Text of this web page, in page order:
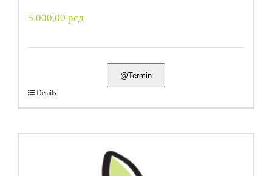
5.000,00 рсд
@Termin
Details